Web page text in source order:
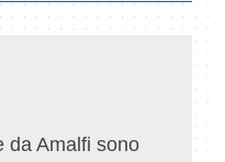
da Amalfi sono